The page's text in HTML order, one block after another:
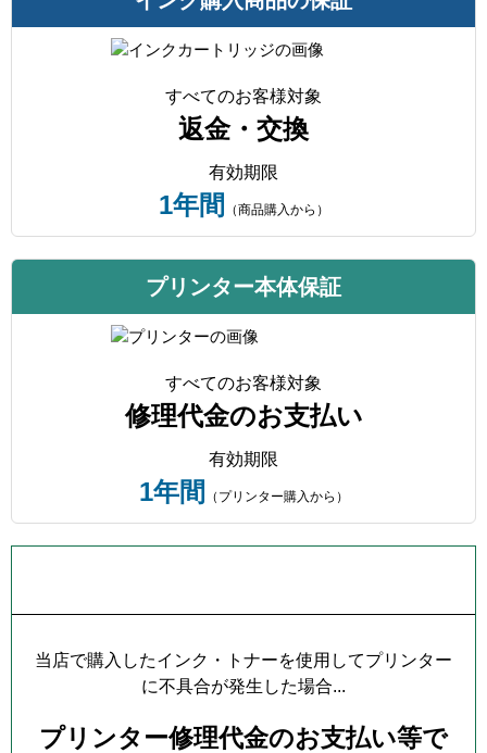
すべてのお客様対象
返金・交換
有効期限
1年間 （商品購入から）
プリンター本体保証
すべてのお客様対象
修理代金のお支払い
有効期限
1年間 （プリンター購入から）
当店で購入したインク・トナーを使用してプリンター
に不具合が発生した場合...
プリンター修理代金のお支払い等で